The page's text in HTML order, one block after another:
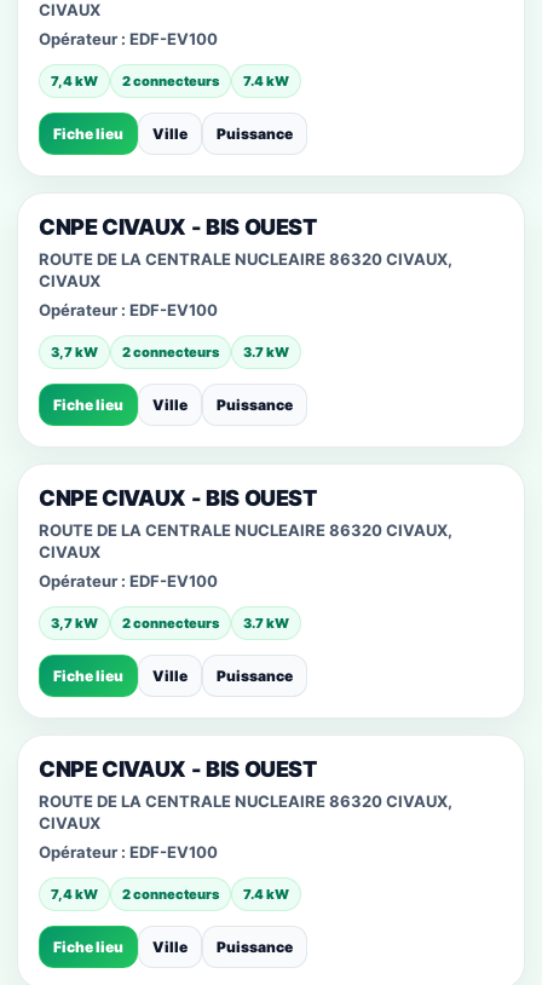
CIVAUX
Opérateur : EDF-EV100
7,4 kW 2 connecteurs 7.4 kW
Fiche lieu Ville Puissance
CNPE CIVAUX - BIS OUEST
ROUTE DE LA CENTRALE NUCLEAIRE 86320 CIVAUX,
CIVAUX
Opérateur : EDF-EV100
3,7 kW 2 connecteurs 3.7 kW
Fiche lieu Ville Puissance
CNPE CIVAUX - BIS OUEST
ROUTE DE LA CENTRALE NUCLEAIRE 86320 CIVAUX,
CIVAUX
Opérateur : EDF-EV100
3,7 kW 2 connecteurs 3.7 kW
Fiche lieu Ville Puissance
CNPE CIVAUX - BIS OUEST
ROUTE DE LA CENTRALE NUCLEAIRE 86320 CIVAUX,
CIVAUX
Opérateur : EDF-EV100
7,4 kW 2 connecteurs 7.4 kW
Fiche lieu Ville Puissance